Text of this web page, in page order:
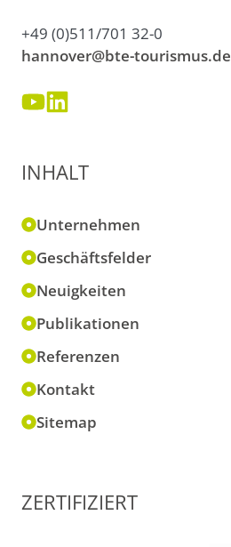
+49 (0)511/701 32-0
hannover@bte-tourismus.de
INHALT
Unternehmen
Geschäftsfelder
Neuigkeiten
Publikationen
Referenzen
Kontakt
Sitemap
ZERTIFIZIERT